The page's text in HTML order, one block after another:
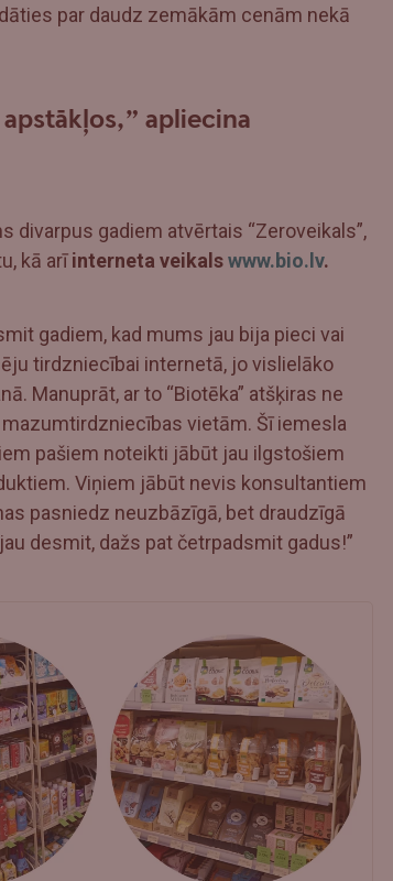
par daudz zemākām cenām nekā
apliecina
divarpus gadiem atvērtais “Zeroveikals”,
kā arīinterneta veikalswww.bio.lv.
gadiem, kad mums jau bija pieci vai
tirdzniecībai internetā, jo vislielāko
Manuprāt, ar to “Biotēka” atšķiras ne
vietām. Šī iemesla
pašiem noteikti jābūt jau ilgstošiem
Viņiem jābūt nevis konsultantiem
pasniedz neuzbāzīgā, bet draudzīgā
desmit, dažs pat četrpadsmit gadus!”